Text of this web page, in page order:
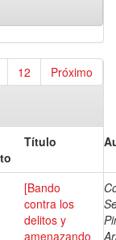
12 Próximo
Título
[Bando
contra los
delitos y
amenazando